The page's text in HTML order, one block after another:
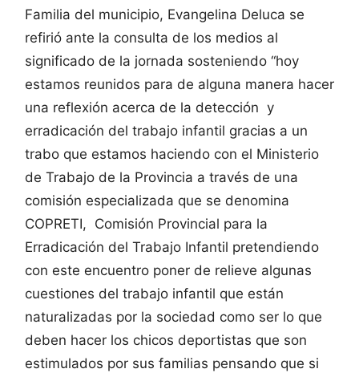
Familia del municipio, Evangelina Deluca se
refirió ante la consulta de los medios al
significado de la jornada sosteniendo “hoy
estamos reunidos para de alguna manera hacer
una reflexión acerca de la detección y
erradicación del trabajo infantil gracias a un
trabo que estamos haciendo con el Ministerio
de Trabajo de la Provincia a través de una
comisión especializada que se denomina
COPRETI, Comisión Provincial para la
Erradicación del Trabajo Infantil pretendiendo
con este encuentro poner de relieve algunas
cuestiones del trabajo infantil que están
naturalizadas por la sociedad como ser lo que
deben hacer los chicos deportistas que son
estimulados por sus familias pensando que si